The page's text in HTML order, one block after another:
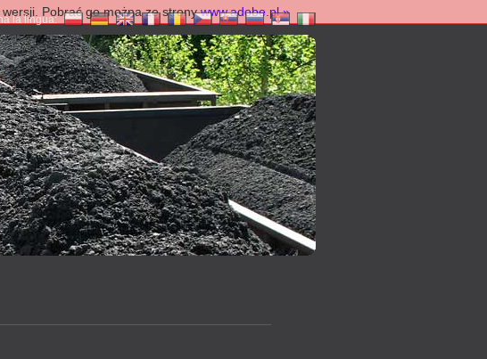
wersji. Pobrać go można ze stronywww.adobe.pl »
la lingua: